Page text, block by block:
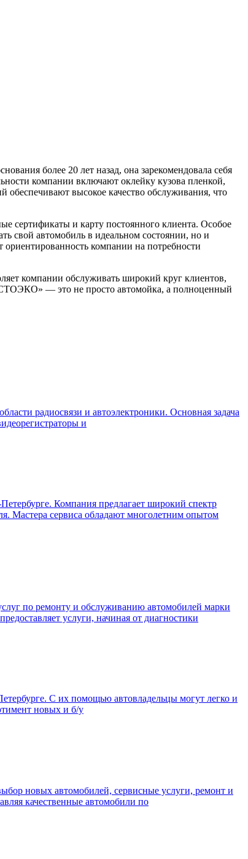
более 20 лет назад, она зарекомендовала себя
компании включают оклейку кузова пленкой,
обеспечивают высокое качество обслуживания, что
сертификаты и карту постоянного клиента. Особое
свой автомобиль в идеальном состоянии, но и
компании на потребности
компании обслуживать широкий круг клиентов,
— это не просто автомойка, а полноценный
радиосвязи и автоэлектроники. Основная задача
и
Компания предлагает широкий спектр
Мастера сервиса обладают многолетним опытом
по ремонту и обслуживанию автомобилей марки
услуги, начиная от диагностики
С их помощью автовладельцы могут легко и
новых и б/у
новых автомобилей, сервисные услуги, ремонт и
качественные автомобили по